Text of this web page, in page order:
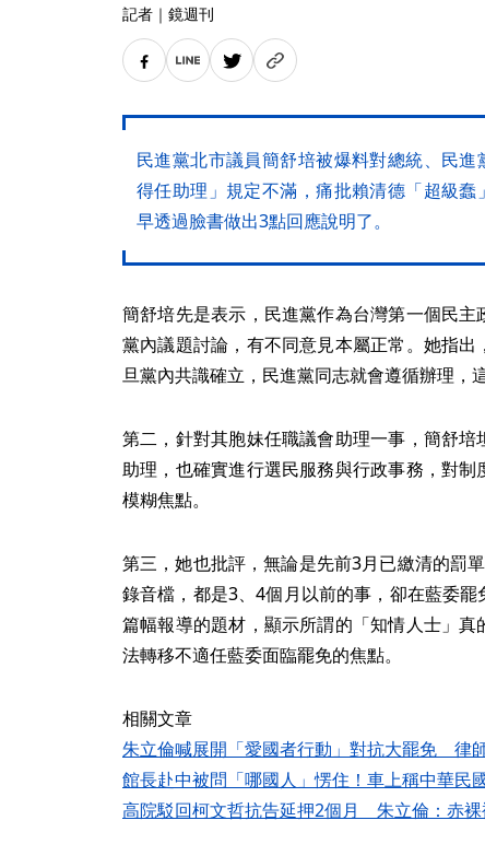
記者 ｜ 鏡週刊
民進黨北市議員簡舒培被爆料對總統、民
得任助理」規定不滿，痛批賴清德「超級
早透過臉書做出3點回應說明了。
簡舒培先是表示，民進黨作為台灣第一個民
黨內議題討論，有不同意見本屬正常。她指
旦黨內共識確立，民進黨同志就會遵循辦理，
第二，針對其胞妹任職議會助理一事，簡舒
助理，也確實進行選民服務與行政事務，對
模糊焦點。
第三，她也批評，無論是先前3月已繳清的罰
錄音檔，都是3、4個月以前的事，卻在藍委
篇幅報導的題材，顯示所謂的「知情人士」
法轉移不適任藍委面臨罷免的焦點。
相關文章
朱立倫喊展開「愛國者行動」對抗大罷免 律
館長赴中被問「哪國人」愣住！車上稱中華民
高院駁回柯文哲抗告延押2個月 朱立倫：赤